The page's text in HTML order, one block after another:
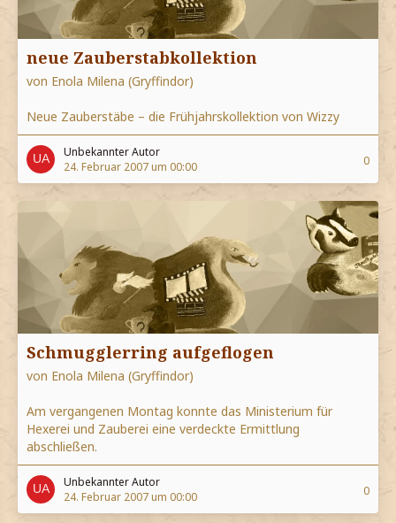
neue Zauberstabkollektion
von Enola Milena (Gryffindor)
Neue Zauberstäbe – die Frühjahrskollektion von Wizzy
Unbekannter Autor
24. Februar 2007 um 00:00
0
Schmugglerring aufgeflogen
von Enola Milena (Gryffindor)
Am vergangenen Montag konnte das Ministerium für
Hexerei und Zauberei eine verdeckte Ermittlung
abschließen.
Unbekannter Autor
24. Februar 2007 um 00:00
0